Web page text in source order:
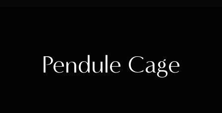
Pendule Cage